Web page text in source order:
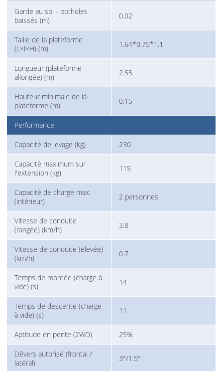
Garde au sol - potholes
baissés (m)
0.02
Taille de la plateforme
(L×l×H) (m)
1.64*0.75*1.1
Longueur (plateforme
allongée) (m)
2.55
Hauteur minimale de la
plateforme (m)
0.15
Performance
Capacité de levage (kg) 230
Capacité maximum sur
l'extension (kg)
115
Capacité de charge max.
(intérieur)
2 personnes
Vitesse de conduite
(rangée) (km/h)
3.8
Vitesse de conduite (élevée)
(km/h)
0.7
Temps de montée (charge à
vide) (s)
14
Temps de descente (charge
à vide) (s)
11
Aptitude en pente (2WD) 25%
Dévers autorisé (frontal /
latéral)
3°/1.5°